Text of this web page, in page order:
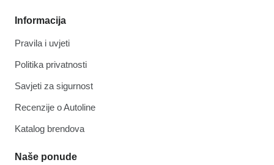
Informacija
Pravila i uvjeti
Politika privatnosti
Savjeti za sigurnost
Recenzije o Autoline
Katalog brendova
Naše ponude